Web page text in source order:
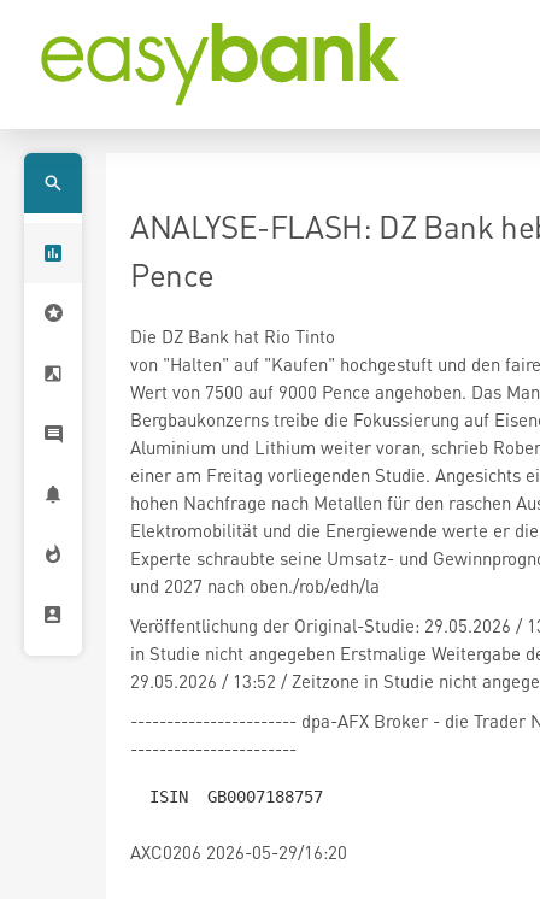
ANALYSE-FLASH: DZ Bank
Pence
von "Halten" auf "Kaufen" hochgestuft und den
Wert von 7500 auf 9000 Pence angehoben. Das
Bergbaukonzerns treibe die Fokussierung auf
Aluminium und Lithium weiter voran, schrieb
einer am Freitag vorliegenden Studie. Angesichts
hohen Nachfrage nach Metallen für den raschen
Elektromobilität und die Energiewende werte er
Experte schraubte seine Umsatz- und
und 2027 nach oben./rob/edh/la
Veröffentlichung der Original-Studie: 29.05.2026 /
in Studie nicht angegeben Erstmalige Weitergabe
29.05.2026 / 13:52 / Zeitzone in Studie nicht
----------------------- dpa-AFX Broker - die Trader
-----------------------
AXC0206 2026-05-29/16:20